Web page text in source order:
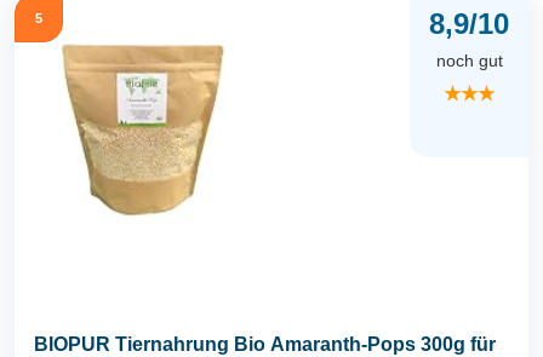
5 8,9/10
noch gut
★★★
BIOPUR Tiernahrung Bio Amaranth-Pops 300g für